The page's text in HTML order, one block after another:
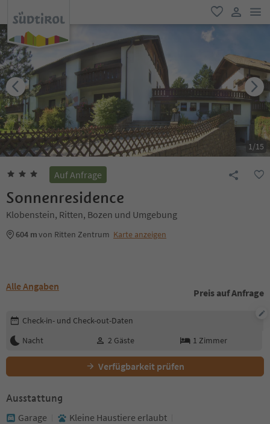
favorit
user link
1/15
Auf Anfrage
Sonnenresidence
Klobenstein, Ritten, Bozen und Umgebung
604 mvon Ritten Zentrum Karte anzeigen
Alle Angaben
Preis auf Anfrage
Buchungsdetails bearbeiten
Check-in- und Check-out-Daten
Nacht
2 Gäste 1 Zimmer
Verfügbarkeit prüfen
Ausstattung
Garage
Kleine Haustiere erlaubt